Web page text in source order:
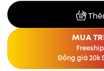
MUA
Đồng giá 20k